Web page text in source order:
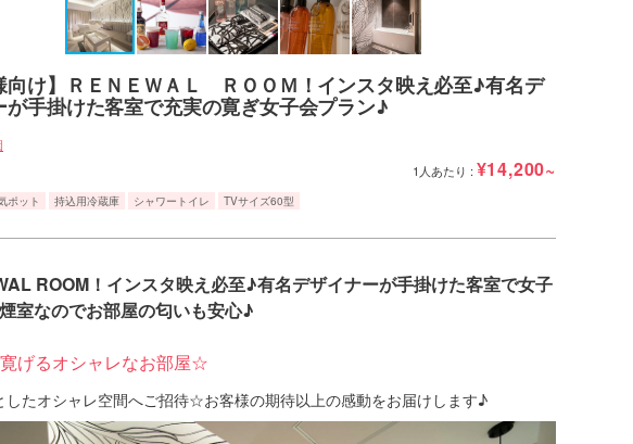
向け】ＲＥＮＥＷＡＬ ＲＯＯＭ！インスタ映え必至♪有名デ
が手掛けた客室で充実の寛ぎ女子会プラン♪
1人あたり :¥14,200~
ポット 持込用冷蔵庫 シャワートイレ TVサイズ60型
ROOM！インスタ映え必至♪有名デザイナーが手掛けた客室で女子
室なのでお部屋の匂いも安心♪
げるオシャレなお部屋☆
したオシャレ空間へご招待☆お客様の期待以上の感動をお届けします♪